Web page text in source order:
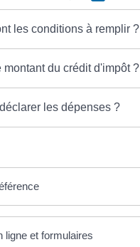
les conditions à remplir ?
montant du crédit d'impôt ?
les dépenses ?
ligne et formulaires